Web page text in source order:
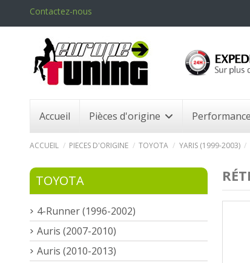
Contactez-nous
Accueil Pièces d'origine Performance
ACCUEIL PIECES D'ORIGINE TOYOTA YARIS (1999-2003)
TOYOTA
4-Runner (1996-2002)
Auris (2007-2010)
Auris (2010-2013)